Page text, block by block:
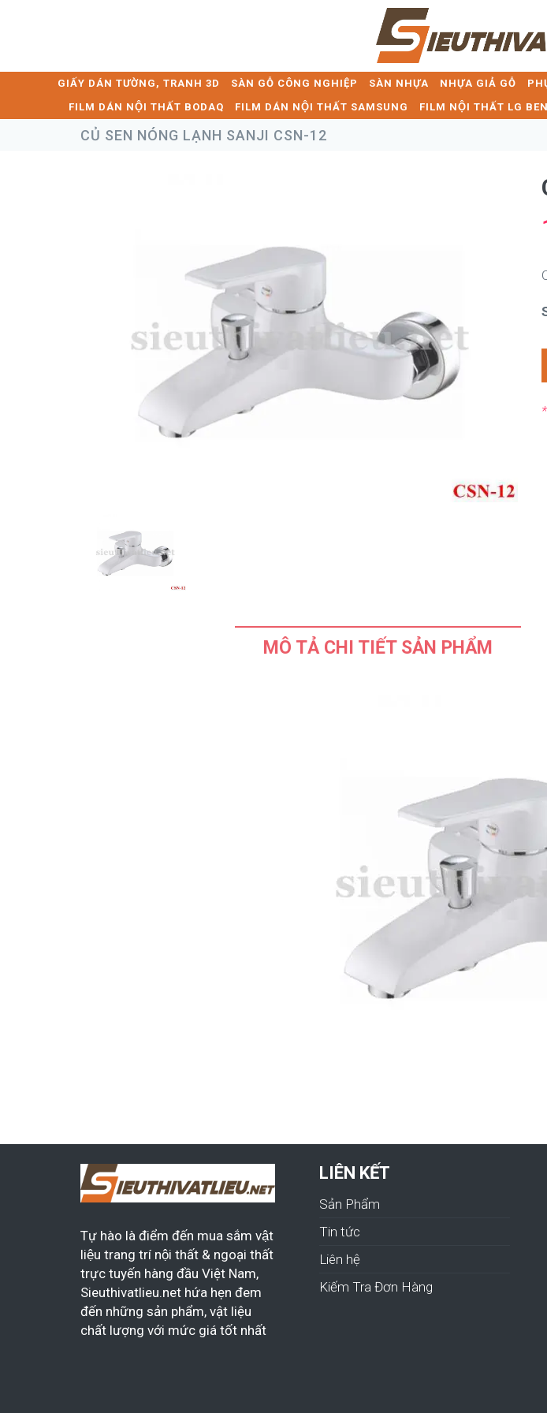
GIẤY DÁN TƯỜNG, TRANH 3D SÀN GỖ CÔNG NGHIỆP SÀN NHỰA NHỰA GIẢ GỖ
FILM DÁN NỘI THẤT BODAQ
FILM DÁN NỘI THẤT SAMSUNG FILM NỘI THẤT LG
CỦ SEN NÓNG LẠNH SANJI CSN-12
MÔ TẢ CHI TIẾT SẢN PHẨM
Tự hào là điểm đến mua sắm vật
liệu trang trí nội thất & ngoại thất
trực tuyến hàng đầu Việt Nam,
Sieuthivatlieu.net hứa hẹn đem
đến những sản phẩm, vật liệu
chất lượng với mức giá tốt nhất
LIÊN KẾT
Sản Phẩm
Tin tức
Liên hệ
Kiếm Tra Đơn Hàng